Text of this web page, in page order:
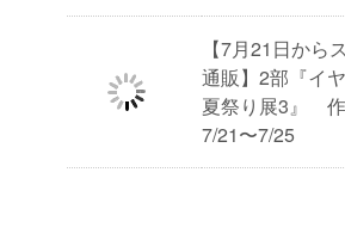
【7月21日から
通販】2部『イ
夏祭り展3』
7/21〜7/25